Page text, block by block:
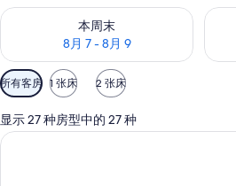
本周末
8月 7 - 8月 9
查看本周末的空房情况：8月 7 - 8月 9
查看
可
用
的
客
所有客房 1 张床 2 张床
显示 27 种房型中的 27 种